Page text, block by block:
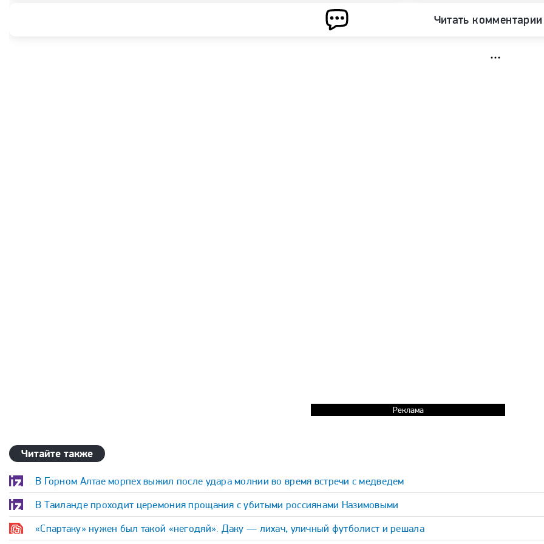
Читать комментарии
Реклама
Читайте также
В Горном Алтае морпех выжил после удара молнии во время встречи с медведем
В Таиланде проходит церемония прощания с убитыми россиянами Назимовыми
«Спартаку» нужен был такой «негодяй». Даку — лихач, уличный футболист и решала